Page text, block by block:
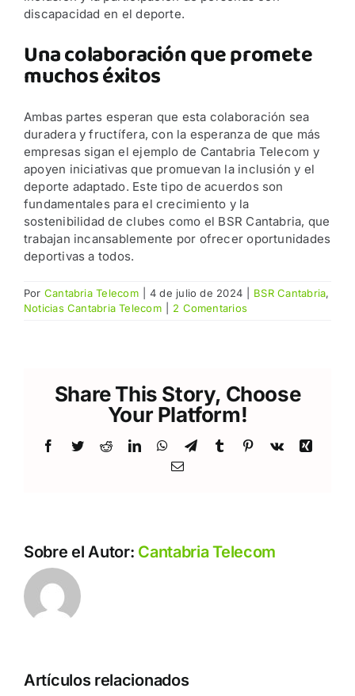
discapacidad en el deporte.
Una colaboración que promete
muchos éxitos
Ambas partes esperan que esta colaboración sea
duradera y fructífera, con la esperanza de que más
empresas sigan el ejemplo de Cantabria Telecom y
apoyen iniciativas que promuevan la inclusión y el
deporte adaptado. Este tipo de acuerdos son
fundamentales para el crecimiento y la
sostenibilidad de clubes como el BSR Cantabria, que
trabajan incansablemente por ofrecer oportunidades
deportivas a todos.
Por Cantabria Telecom 4 de julio de 2024 BSR Cantabria,
Noticias Cantabria Telecom
2 Comentarios
Share This Story, Choose
Your Platform!
Facebook
TwitterRedditLinkedInWhatsApp
TelegramTumblr Pinterest
Vk
Xing
Correo
Sobre el Autor: Cantabria Telecom
Artículos relacionados